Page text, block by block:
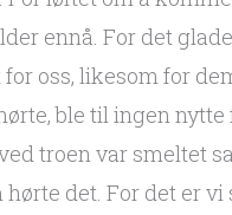
ennå. For det
oss, likesom for
ble til ingen nytte
troen var smeltet
det. For det er vi